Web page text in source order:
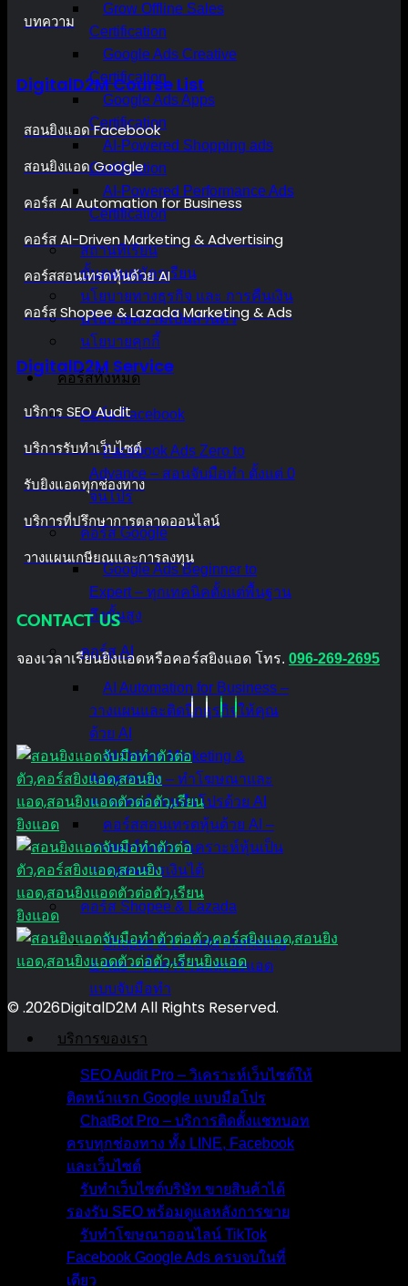
Grow Offline Sales
Certification
Google Ads Creative
Certification
Google Ads Apps
Certification
AI-Powered Shopping ads
Certification
AI-Powered Performance Ads
Certification
สถานที่เรียน
ขั้นตอนสมัครเรียน
นโยบายทางธุรกิจ และ การคืนเงิน
นโยบายความเป็นส่วนตัว
นโยบายคุกกี้
คอร์สทั้งหมด
คอร์ส Facebook
Facebook Ads Zero to
Advance – สอนจับมือทำ ตั้งแต่ 0
จนโปร
คอร์ส Google
Google Ads Beginner to
Expert – ทุกเทคนิคตั้งแต่พื้นฐาน
ถึงขั้นสูง
คอร์ส AI
AI Automation for Business –
วางแผนและติดปีกธุรกิจให้คุณ
ด้วย AI
AI-Driven Marketing &
Advertising – ทำโฆษณาและ
คอนเทนต์แบบมือโปรด้วย AI
คอร์สสอนเทรดหุ้นด้วย AI –
วางพอร์ตแม่น วิเคราะห์หุ้นเป็น
วางแผนการเงินได้
คอร์ส Shopee & Lazada
Shopee & Lazada Marketing
& Ads – ตั้งค่าร้านและยิงแอด
แบบจับมือทำ
บริการของเรา
SEO Audit Pro – วิเคราะห์เว็บไซต์ให้
ติดหน้าแรก Google แบบมือโปร
ChatBot Pro – บริการติดตั้งแชทบอท
ครบทุกช่องทาง ทั้ง LINE, Facebook
และเว็บไซต์
รับทำเว็บไซต์บริษัท ขายสินค้าได้
รองรับ SEO พร้อมดูแลหลังการขาย
รับทำโฆษณาออนไลน์ TikTok
Facebook Google Ads ครบจบในที่
เดียว
บทความ
DigitalD2M Course List
สอนยิงแอด Facebook
สอนยิงแอด Google
คอร์ส AI Automation for Business
คอร์ส AI-Driven Marketing & Advertising
คอร์สสอนเทรดหุ้นด้วย AI
คอร์ส Shopee & Lazada Marketing & Ads
DigitalD2M Service
บริการ SEO Audit
บริการรับทำเว็บไซต์
รับยิงแอดทุกช่องทาง
บริการที่ปรึกษาการตลาดออนไลน์
วางแผนเกษียณและการลงทุน
CONTACT US
จองเวลาเรียนยิงแอดหรือคอร์สยิงแอด โทร. 096-269-2695
© .2026DigitalD2M All Rights Reserved.